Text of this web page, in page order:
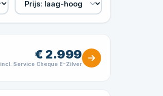
€ 2.999
incl. Service Cheque E-Zilver